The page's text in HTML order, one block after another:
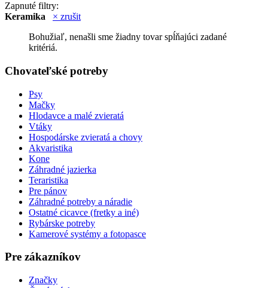
Zapnuté filtry:
Keramika
× zrušit
Bohužiaľ, nenašli sme žiadny tovar spĺňajúci zadané
kritériá.
Chovateľské potreby
Psy
Mačky
Hlodavce a malé zvieratá
Vtáky
Hospodárske zvieratá a chovy
Akvaristika
Kone
Záhradné jazierka
Teraristika
Pre pánov
Záhradné potreby a náradie
Ostatné cicavce (fretky a iné)
Rybárske potreby
Kamerové systémy a fotopasce
Pre zákazníkov
Značky